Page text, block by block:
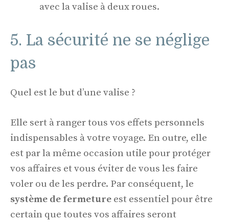
avec la valise à deux roues.
5. La sécurité ne se néglige
pas
Quel est le but d’une valise ?
Elle sert à ranger tous vos effets personnels
indispensables à votre voyage. En outre, elle
est par la même occasion utile pour protéger
vos affaires et vous éviter de vous les faire
voler ou de les perdre. Par conséquent, le
système de fermeture est essentiel pour être
certain que toutes vos affaires seront